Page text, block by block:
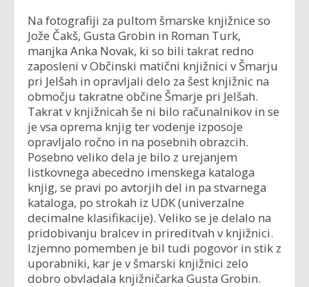
Na fotografiji za pultom šmarske knjižnice so
Jože Čakš, Gusta Grobin in Roman Turk,
manjka Anka Novak, ki so bili takrat redno
zaposleni v Občinski matični knjižnici v Šmarju
pri Jelšah in opravljali delo za šest knjižnic na
območju takratne občine Šmarje pri Jelšah.
Takrat v knjižnicah še ni bilo računalnikov in se
je vsa oprema knjig ter vodenje izposoje
opravljalo ročno in na posebnih obrazcih.
Posebno veliko dela je bilo z urejanjem
listkovnega abecedno imenskega kataloga
knjig, se pravi po avtorjih del in pa stvarnega
kataloga, po strokah iz UDK (univerzalne
decimalne klasifikacije). Veliko se je delalo na
pridobivanju bralcev in prireditvah v knjižnici.
Izjemno pomemben je bil tudi pogovor in stik z
uporabniki, kar je v šmarski knjižnici zelo
dobro obvladala knjižničarka Gusta Grobin.